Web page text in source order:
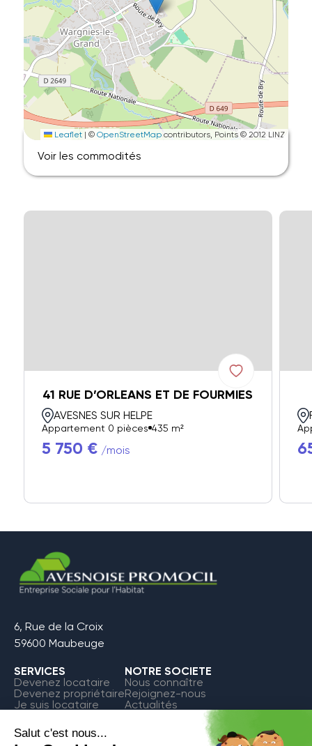
Leaflet | ©OpenStreetMap contributors, Points © 2012 LINZ
Voir les commodités
41 RUE D’ORLEANS ET DE FOURMIES
AVESNES SUR HELPE
Appartement 0 pièces 435 m²
5 750 € /mois
6, Rue de la Croix
59600 Maubeuge
SERVICES
Devenez locataire
Devenez propriétaire
Je suis locataire
NOTRE SOCIETE
Nous connaître
Rejoignez-nous
Actualités